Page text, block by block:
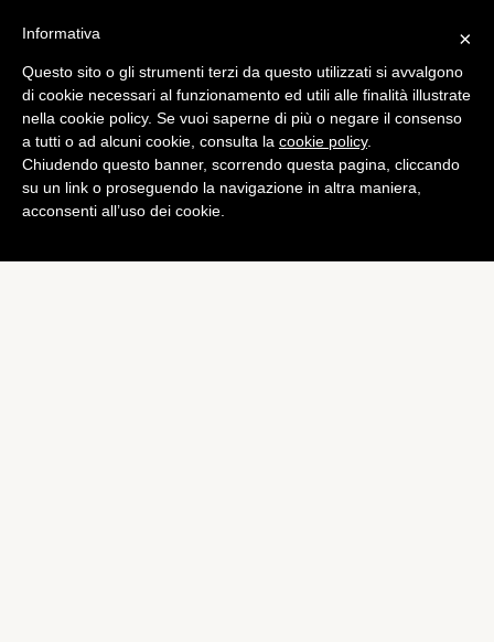
Tech
Samsung e Apple alla resa
dei conti
di Alessandro Moretti
×
Informativa
Questo sito o gli strumenti terzi da questo utilizzati si avvalgono
di cookie necessari al funzionamento ed utili alle finalità illustrate
nella cookie policy. Se vuoi saperne di più o negare il consenso
a tutti o ad alcuni cookie, consulta la cookie policy.
Chiudendo questo banner, scorrendo questa pagina, cliccando
su un link o proseguendo la navigazione in altra maniera,
acconsenti all’uso dei cookie.